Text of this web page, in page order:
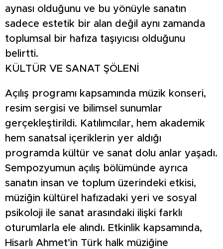
aynası olduğunu ve bu yönüyle sanatın
sadece estetik bir alan değil aynı zamanda
toplumsal bir hafıza taşıyıcısı olduğunu
belirtti.
KÜLTÜR VE SANAT ŞÖLENİ
Açılış programı kapsamında müzik konseri,
resim sergisi ve bilimsel sunumlar
gerçekleştirildi. Katılımcılar, hem akademik
hem sanatsal içeriklerin yer aldığı
programda kültür ve sanat dolu anlar yaşadı.
Sempozyumun açılış bölümünde ayrıca
sanatın insan ve toplum üzerindeki etkisi,
müziğin kültürel hafızadaki yeri ve sosyal
psikoloji ile sanat arasındaki ilişki farklı
oturumlarla ele alındı. Etkinlik kapsamında,
Hisarlı Ahmet’in Türk halk müziğine